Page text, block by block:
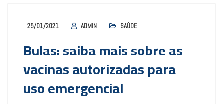
25/01/2021 ADMIN SAÚDE
Bulas: saiba mais sobre as
vacinas autorizadas para
uso emergencial